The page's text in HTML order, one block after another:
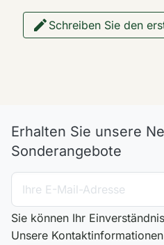
 Schreiben Sie den
Erhalten Sie unsere
Sonderangebote
Sie können Ihr
Unsere